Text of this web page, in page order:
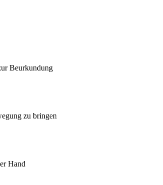
Beurkundung
zu bringen
Hand